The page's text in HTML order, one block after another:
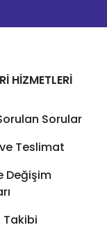
HİZMETLERİ
Sorular
Teslimat
Değişim
Takibi